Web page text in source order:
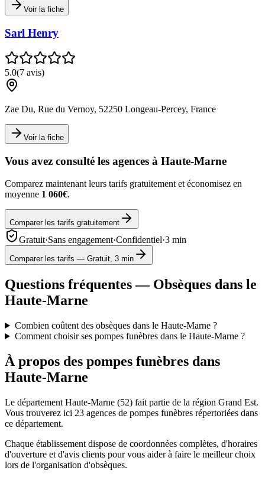
Voir la fiche
Sarl Henry
5.0(7 avis)
Zae Du, Rue du Vernoy, 52250 Longeau-Percey, France
Voir la fiche
Vous avez consulté les agences à Haute-Marne
Comparez maintenant leurs tarifs gratuitement et économisez en
moyenne 1 060€.
Comparer les tarifs gratuitement
Gratuit·Sans engagement·Confidentiel·3 min
Comparer les tarifs — Gratuit, 3 min
Questions fréquentes — Obsèques dans le
Haute-Marne
Combien coûtent des obsèques dans le Haute-Marne ?
Comment choisir ses pompes funèbres dans le Haute-Marne ?
À propos des pompes funèbres dans
Haute-Marne
Le département Haute-Marne (52) fait partie de la région Grand Est.
Vous trouverez ici 23 agences de pompes funèbres répertoriées dans
ce département.
Chaque établissement dispose de coordonnées complètes, d'horaires
d'ouverture et d'avis clients pour vous aider à faire le meilleur choix
lors de l'organisation d'obsèques.